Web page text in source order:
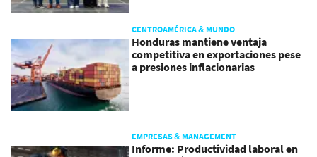
CENTROAMÉRICA & MUNDO
Honduras mantiene ventaja
competitiva en exportaciones pese
a presiones inflacionarias
EMPRESAS & MANAGEMENT
Informe: Productividad laboral en